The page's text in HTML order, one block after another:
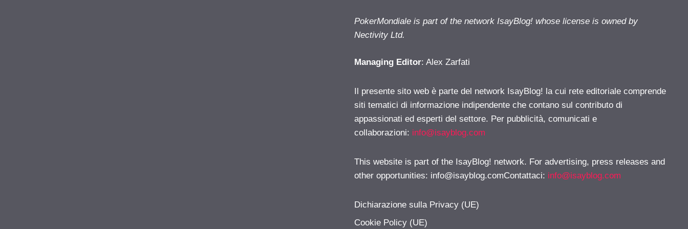
PokerMondiale is part of the network IsayBlog! whose license is owned by
Nectivity Ltd.
Managing Editor: Alex Zarfati
Il presente sito web è parte del network IsayBlog! la cui rete editoriale comprende
siti tematici di informazione indipendente che contano sul contributo di
appassionati ed esperti del settore. Per pubblicità, comunicati e
collaborazioni: info@isayblog.com
This website is part of the IsayBlog! network. For advertising, press releases and
other opportunities: info@isayblog.comContattaci: info@isayblog.com
Dichiarazione sulla Privacy (UE)
Cookie Policy (UE)